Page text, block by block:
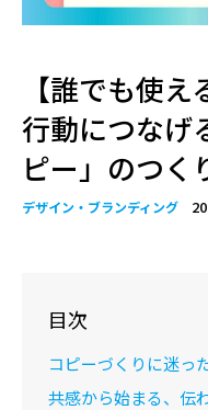
【誰でも使え
行動につなげ
ピー」のつく
デザイン・ブランディング
目次
コピーづくりに迷っ
共感から始まる、伝